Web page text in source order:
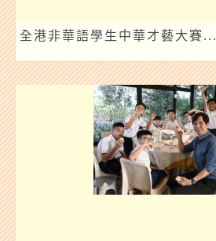
全港非華語學生中華才藝大賽...